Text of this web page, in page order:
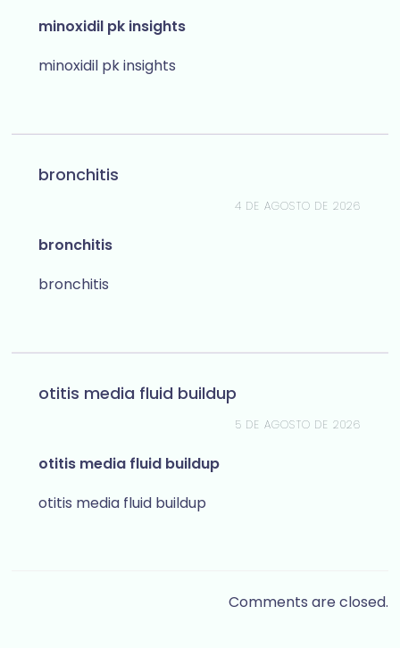
minoxidil pk insights
minoxidil pk insights
bronchitis
4 DE AGOSTO DE 2026
bronchitis
bronchitis
otitis media fluid buildup
5 DE AGOSTO DE 2026
otitis media fluid buildup
otitis media fluid buildup
Comments are closed.